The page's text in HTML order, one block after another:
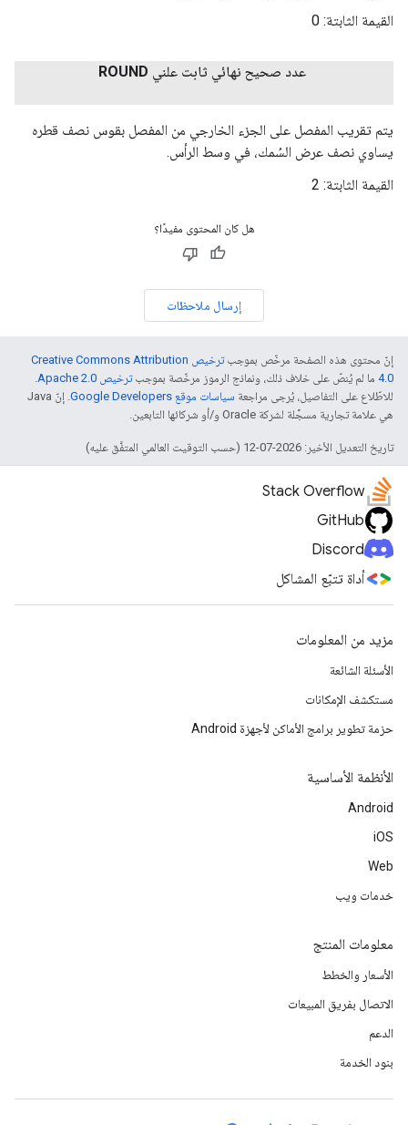
القيمة الثابتة: 0
عدد صحيح نهائي ثابت علني ROUND
يتم تقريب المفصل على الجزء الخارجي من المفصل بقوس نصف قطره
يساوي نصف عرض السُمك، في وسط الرأس.
القيمة الثابتة: 2
هل كان المحتوى مفيدًا؟
إرسال ملاحظات
إنّ محتوى هذه الصفحة مرخّص بموجب
ترخيص Creative Commons Attribution
4.0‏ ما لم يُنصّ على خلاف ذلك، ونماذج الرموز مرخّصة بموجبترخيص Apache 2.0‏
للاطّلاع على التفاصيل، يُرجى مراجعة سياسات موقع Google Developers‏
. إنّ Java
هي علامة تجارية مسجَّلة لشركة Oracle و/أو شركائها التابعين.
تاريخ التعديل الأخير: 2026-07-12 (حسب التوقيت العالمي المتفَّق عليه)
Stack Overflow
GitHub
Discord
أداة تتبّع المشاكل
مزيد من المعلومات
الأسئلة الشائعة
مستكشف الإمكانات
حزمة تطوير برامج الأماكن لأجهزة Android
الأنظمة الأساسية
Android
iOS
Web
خدمات ويب
معلومات المنتج
الأسعار والخطط
الاتصال بفريق المبيعات
الدعم
بنود الخدمة